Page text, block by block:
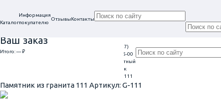
Каталог
Информация
покупателю
ОтзывыКонтакты
Ваш заказ
Итого:— ₽
Проконсультируем
+7 (917)
113-05-00
Обратный
звонок
Памятник из гранита 111
Памятник из гранита 111 Артикул: G-111